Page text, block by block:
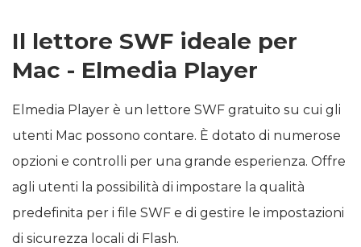
Il lettore SWF ideale per
Mac - Elmedia Player
Elmedia Player è un lettore SWF gratuito su cui gli
utenti Mac possono contare. È dotato di numerose
opzioni e controlli per una grande esperienza. Offre
agli utenti la possibilità di impostare la qualità
predefinita per i file SWF e di gestire le impostazioni
di sicurezza locali di Flash.